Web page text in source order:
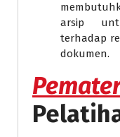
arsip
terhadap
dokumen.